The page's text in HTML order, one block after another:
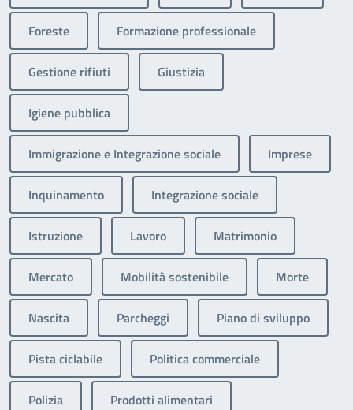
Foreste Formazione professionale
Gestione rifiuti Giustizia
Igiene pubblica
Immigrazione e Integrazione sociale Imprese
Inquinamento Integrazione sociale
Istruzione Lavoro Matrimonio
Mercato Mobilità sostenibile Morte
Nascita Parcheggi Piano di sviluppo
Pista ciclabile Politica commerciale
Polizia Prodotti alimentari